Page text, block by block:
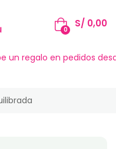
0
S/ 0,00
un regalo en pedidos